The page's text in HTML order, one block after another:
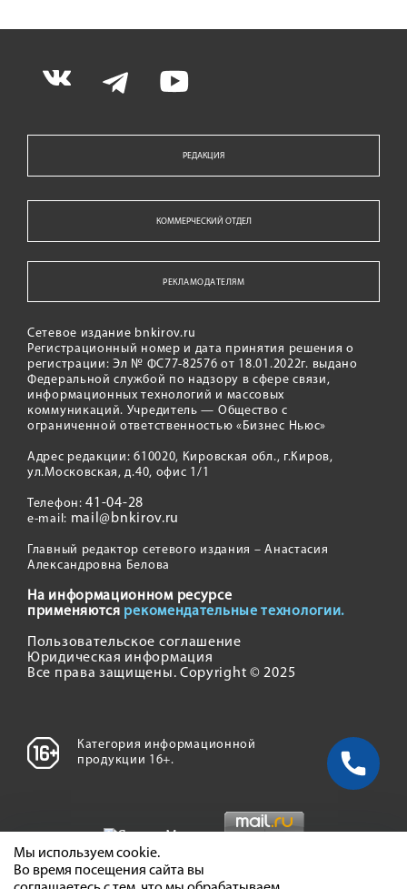
РЕДАКЦИЯ
КОММЕРЧЕСКИЙ ОТДЕЛ
РЕКЛАМОДАТЕЛЯМ
Сетевое издание bnkirov.ru
Регистрационный номер и дата принятия решения о
регистрации: Эл № ФС77-82576 от 18.01.2022г. выдано
Федеральной службой по надзору в сфере связи,
информационных технологий и массовых
коммуникаций. Учредитель — Общество с
ограниченной ответственностью «Бизнес Ньюс»
Адрес редакции: 610020, Кировская обл., г.Киров,
ул.Московская, д.40, офис 1/1
Телефон:41-04-28
e-mail: mail@bnkirov.ru
Главный редактор сетевого издания – Анастасия
Александровна Белова
На информационном ресурсе
применяются рекомендательные технологии.
Пользовательское соглашение
Юридическая информация
Все права защищены. Copyright © 2025
Категория информационной
продукции 16+.
Мы используем cookie.
Во время посещения сайта вы